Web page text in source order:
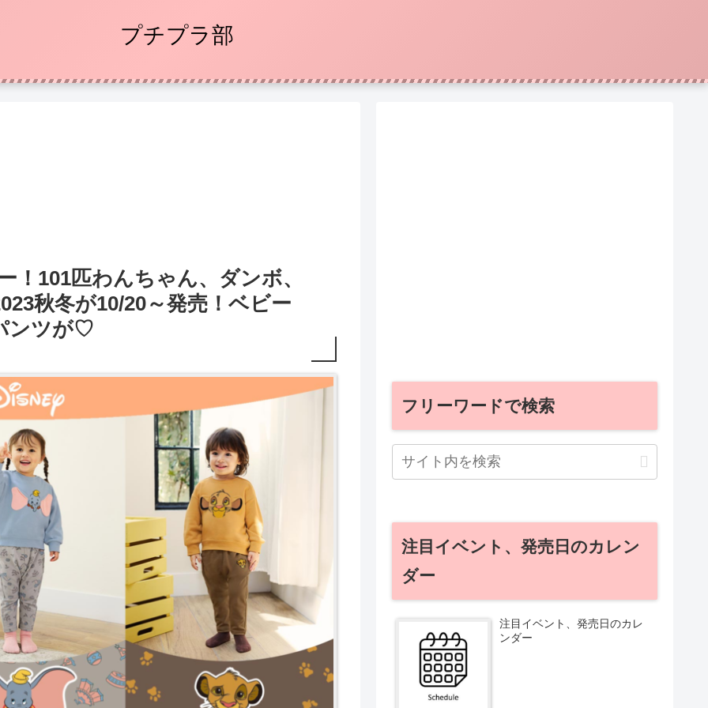
プチプラ部
！101匹わんちゃん、ダンボ、
秋冬が10/20～発売！ベビー
ンツが♡
フリーワードで検索
注目イベント、発売日のカレン
ダー
注目イベント、発売日のカレ
ンダー